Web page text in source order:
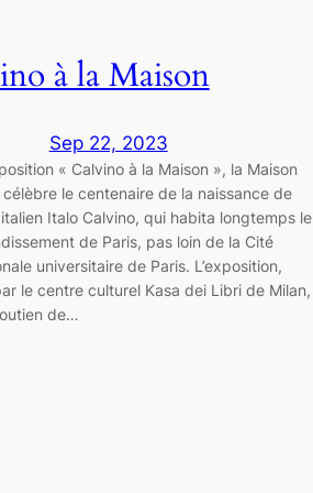
à la Maison
Sep 22, 2023
« Calvino à la Maison », la Maison
célèbre le centenaire de la naissance de
italien Italo Calvino, qui habita longtemps le
de Paris, pas loin de la Cité
universitaire de Paris. L’exposition,
le centre culturel Kasa dei Libri de Milan,
de…